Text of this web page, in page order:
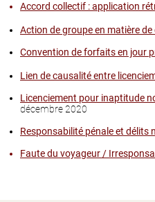
Accord collectif : application
Action de groupe en matière
Convention de forfaits en jour
Lien de causalité entre
Licenciement pour inaptitude
décembre 2020
Responsabilité pénale et délits
Faute du voyageur /